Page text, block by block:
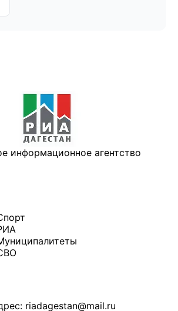
информационное агентство
riadagestan@mail.ru